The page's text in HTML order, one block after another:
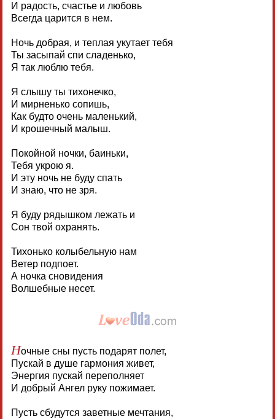
И радость, счастье и любовь
Всегда царится в нем.
Ночь добрая, и теплая укутает тебя
Ты засыпай спи сладенько,
Я так люблю тебя.
Я слышу ты тихонечко,
И мирненько сопишь,
Как будто очень маленький,
И крошечный малыш.
Покойной ночки, баиньки,
Тебя укрою я.
И эту ночь не буду спать
И знаю, что не зря.
Я буду рядышком лежать и
Сон твой охранять.
Тихонько колыбельную нам
Ветер подпоет.
А ночка сновидения
Волшебные несет.
Ночные сны пусть подарят полет,
Пускай в душе гармония живет,
Энергия пускай переполняет
И добрый Ангел руку пожимает.
Пусть сбудутся заветные мечтания,